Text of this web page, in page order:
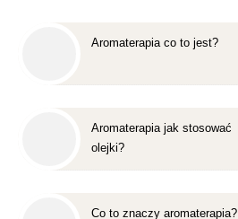
Aromaterapia co to jest?
Aromaterapia jak stosować
olejki?
Co to znaczy aromaterapia?